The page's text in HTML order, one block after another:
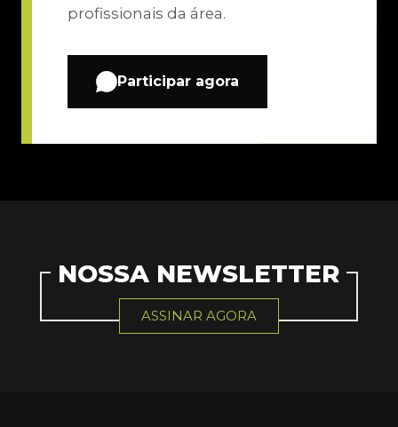
profissionais da área.
Participar agora
NOSSA NEWSLETTER
ASSINAR AGORA